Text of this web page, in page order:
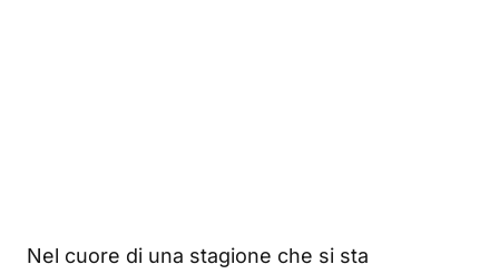
Nel cuore di una stagione che si sta